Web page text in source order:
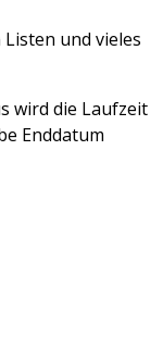
und vieles
wird die Laufzeit
Enddatum